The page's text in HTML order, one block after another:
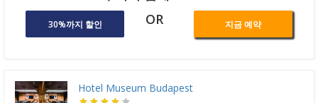
30%까지 할인 OR 지금 예약
Hotel Museum Budapest